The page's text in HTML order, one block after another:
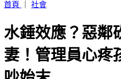
路
水錘效應？惡鄰
妻！管理員心疼